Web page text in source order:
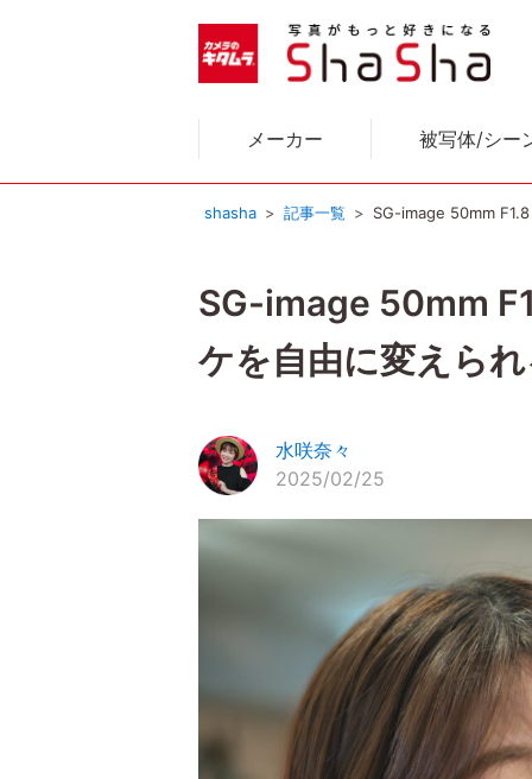
メーカー 被写体/シー
shasha 記事一覧 SG-image 50mm F1.8
SG-image 50mm
ケを自由に変えら
水咲奈々
2025/02/25